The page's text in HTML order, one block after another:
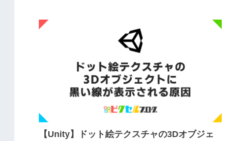
【Unity】ドット絵テクスチャの3Dオブジェ